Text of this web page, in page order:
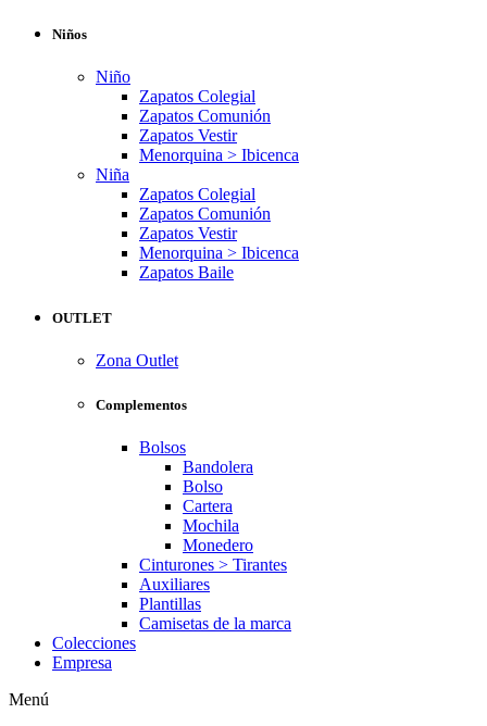
Niños
Niño
Zapatos Colegial
Zapatos Comunión
Zapatos Vestir
Menorquina > Ibicenca
Niña
Zapatos Colegial
Zapatos Comunión
Zapatos Vestir
Menorquina > Ibicenca
Zapatos Baile
OUTLET
Zona Outlet
Complementos
Bolsos
Bandolera
Bolso
Cartera
Mochila
Monedero
Cinturones > Tirantes
Auxiliares
Plantillas
Camisetas de la marca
Colecciones
Empresa
Menú